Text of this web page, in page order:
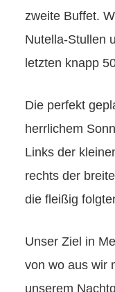
zweite Buffet.
Nutella-Stullen
letzten knapp
Die perfekt
herrlichem
Links der
rechts der
die fleißig
Unser Ziel in
von wo aus wir
unserem